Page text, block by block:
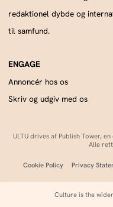
redaktionel dybde og
til samfund.
Annoncér hos os
Skriv og udgiv med os
ULTU drives af Publish Tower,
Alle
Cookie Policy Privacy
Culture is the